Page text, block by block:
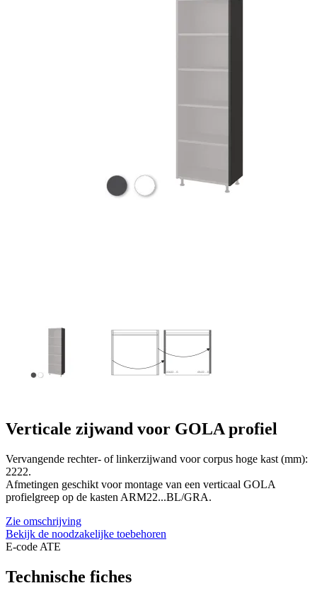
Verticale zijwand voor GOLA profiel
Vervangende rechter- of linkerzijwand voor corpus hoge kast (mm):
2222.
Afmetingen geschikt voor montage van een verticaal GOLA
profielgreep op de kasten ARM22...BL/GRA.
Zie omschrijving
Bekijk de noodzakelijke toebehoren
E-code ATE
Technische fiches